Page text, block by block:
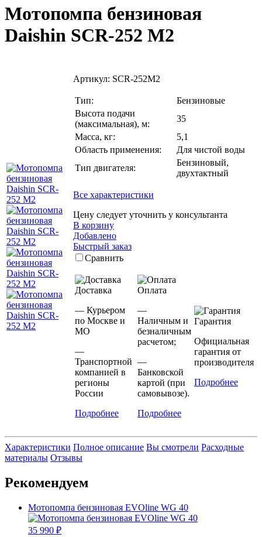
Мотопомпа бензиновая
Daishin SCR-252 M2
Артикул: SCR-252M2
Тип:
Бензиновые
Высота подачи
(максимальная), м:
35
Масса, кг:
5,1
Область применения:
Для чистой воды
Тип двигателя:
Бензиновый,
двухтактный
Все характеристики
Цену следует уточнить у консультанта
В корзину
Добавлено
Быстрый заказ
Сравнить
Доставка
— Курьером
по Москве и
МО
—
Транспортной
компанией в
регионы
России
Подробнее
Оплата
—
Наличным и
безналичным
расчетом;
—
Банковской
картой (при
самовывозе).
Подробнее
Гарантия
Официальная
гарантия от
производителя
Подробнее
Характеристики Полное описание Вы смотрели Расходные
материалы Отзывы
Рекомендуем
Мотопомпа бензиновая EVOline WG 40
35 990 ₽